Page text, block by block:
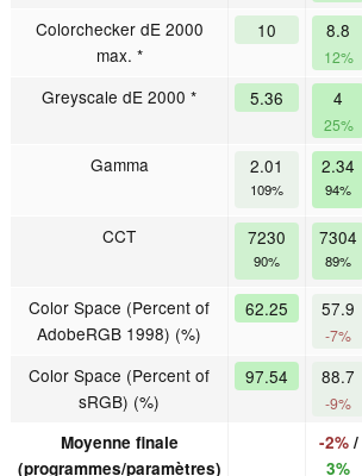
Colorchecker dE 2000
max. *
10 8.8
12%
Greyscale dE 2000 * 5.36 4
25%
Gamma 2.01
109%
2.34
94%
CCT 7230
90%
7304
89%
Color Space (Percent of
AdobeRGB 1998) (%)
62.25 57.9
-7%
Color Space (Percent of
sRGB) (%)
97.54 88.7
-9%
Moyenne finale
(programmes/paramètres)
-2%/
3%